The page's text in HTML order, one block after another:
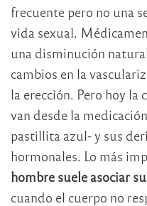
frecuente pero no una
vida sexual.
una disminución
cambios en la
la erección. Pero hoy la
van desde la
pastillita azul- y sus
hormonales. Lo más
hombre suele asociar
cuando el cuerpo no